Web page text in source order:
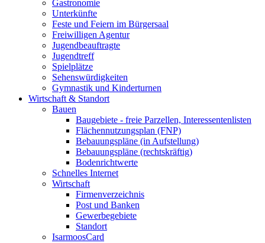
Gastronomie
Unterkünfte
Feste und Feiern im Bürgersaal
Freiwilligen Agentur
Jugendbeauftragte
Jugendtreff
Spielplätze
Sehenswürdigkeiten
Gymnastik und Kinderturnen
Wirtschaft & Standort
Bauen
Baugebiete - freie Parzellen, Interessentenlisten
Flächennutzungsplan (FNP)
Bebauungspläne (in Aufstellung)
Bebauungspläne (rechtskräftig)
Bodenrichtwerte
Schnelles Internet
Wirtschaft
Firmenverzeichnis
Post und Banken
Gewerbegebiete
Standort
IsarmoosCard